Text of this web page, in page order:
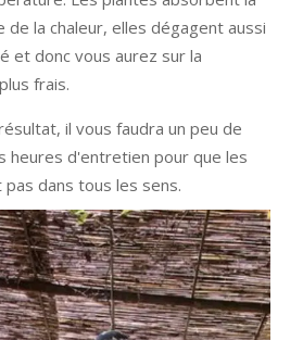
la chaleur, elles dégagent aussi
et donc vous aurez sur la
frais.
il vous faudra un peu de
heures d'entretien pour que les
dans tous les sens.